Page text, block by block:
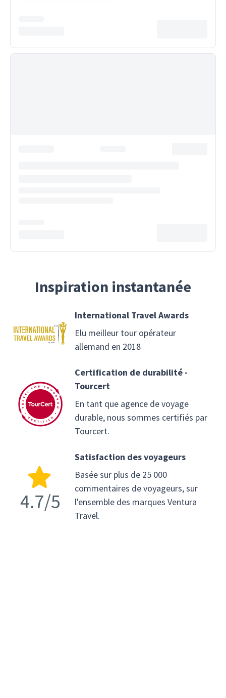
Inspiration instantanée
International Travel Awards
Elu meilleur tour opérateur
allemand en 2018
Certification de durabilité -
Tourcert
En tant que agence de voyage
durable, nous sommes certifiés par
Tourcert.
Satisfaction des voyageurs
Basée sur plus de 25 000
commentaires de voyageurs, sur
l'ensemble des marques Ventura
Travel.